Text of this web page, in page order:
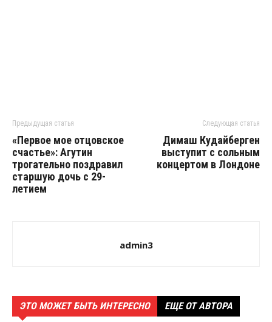
Предыдущая статья
«Первое мое отцовское
счастье»: Агутин
трогательно поздравил
старшую дочь с 29-
летием
Следующая статья
Димаш Кудайберген
выступит с сольным
концертом в Лондоне
admin3
ЭТО МОЖЕТ БЫТЬ ИНТЕРЕСНО ЕЩЕ ОТ АВТОРА